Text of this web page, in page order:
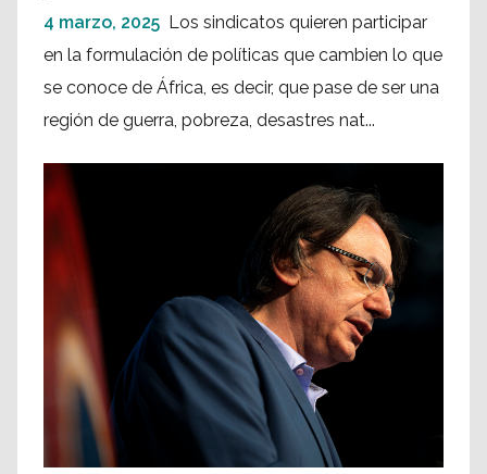
4 marzo, 2025 Los sindicatos quieren participar
en la formulación de políticas que cambien lo que
se conoce de África, es decir, que pase de ser una
región de guerra, pobreza, desastres nat...